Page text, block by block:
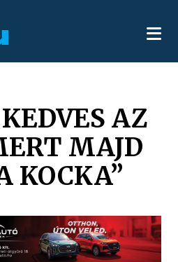
AZ
MAJD
KOCKA”